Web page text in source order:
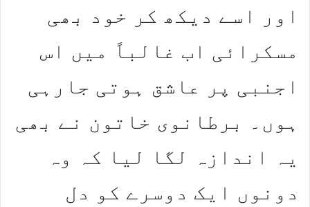
اور اسے دیکھ کر خود بھی
مسکرائی اب غالباً میں اس
اجنبی پر عاشق ہوتی جارہی
ہوں۔ برطانوی خاتون نے بھی
یہ اندازہ لگا لیا کہ وہ
دونوں ایک دوسرے کو دل